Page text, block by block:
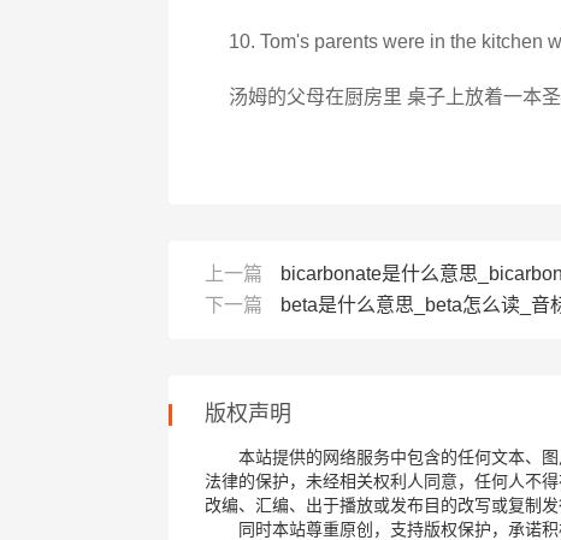
10. Tom's parents were in the kitchen
汤姆的父母在厨房里 桌子上放着一本
上一篇
bicarbonate是什么意思
下一篇
beta是什么意思_beta怎么读_音
版权声明
本站提供的网络服务中包含的任何文本、
法律的保护，未经相关权利人同意，任何人不
改编、汇编、出于播放或发布目的改写或复制发
同时本站尊重原创，支持版权保护，承诺积